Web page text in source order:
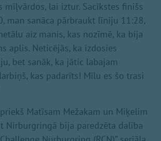
mīļvārdos, lai iztur. Sacīkstes finišs
man sanāca pārbraukt līniju 11:28,
aiz manis, kas nozīmē, ka bija
aplis. Neticējās, ka izdosies
bet sanāk, ka jātic labajam
kas padarīts! Mīlu es šo trasi
Matīsam Mežakam un Miķelim
Nirburgringā bija paredzēta dalība